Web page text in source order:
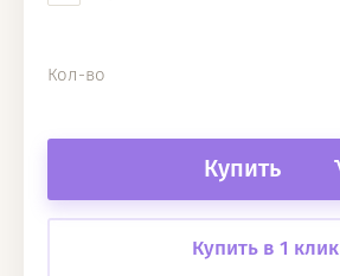
Кол-во
Купить
Купить в 1 клик